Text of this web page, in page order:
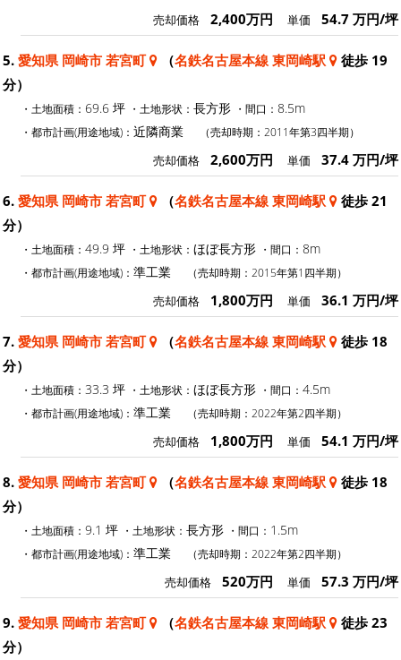
売却価格 2,400万円 単価 54.7 万円/坪
5. 愛知県 岡崎市 若宮町 （名鉄名古屋本線 東岡崎駅
徒歩 19
分）
・土地面積： 69.6 坪 ・土地形状： 長方形 ・間口： 8.5m
・都市計画(用途地域)： 近隣商業 （売却時期：2011年第3四半期）
売却価格 2,600万円 単価 37.4 万円/坪
6. 愛知県 岡崎市 若宮町 （名鉄名古屋本線 東岡崎駅
徒歩 21
分）
・土地面積： 49.9 坪 ・土地形状： ほぼ長方形 ・間口： 8m
・都市計画(用途地域)： 準工業 （売却時期：2015年第1四半期）
売却価格 1,800万円 単価 36.1 万円/坪
7. 愛知県 岡崎市 若宮町 （名鉄名古屋本線 東岡崎駅
徒歩 18
分）
・土地面積： 33.3 坪 ・土地形状： ほぼ長方形 ・間口： 4.5m
・都市計画(用途地域)： 準工業 （売却時期：2022年第2四半期）
売却価格 1,800万円 単価 54.1 万円/坪
8. 愛知県 岡崎市 若宮町 （名鉄名古屋本線 東岡崎駅
徒歩 18
分）
・土地面積： 9.1 坪 ・土地形状： 長方形 ・間口： 1.5m
・都市計画(用途地域)： 準工業 （売却時期：2022年第2四半期）
売却価格 520万円 単価 57.3 万円/坪
9. 愛知県 岡崎市 若宮町 （名鉄名古屋本線 東岡崎駅
徒歩 23
分）